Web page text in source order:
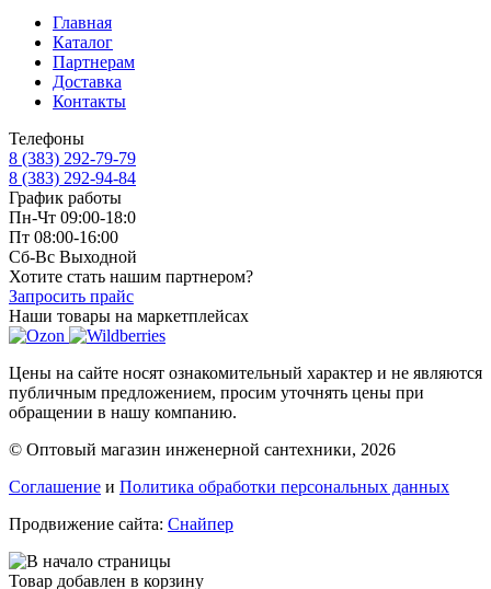
Главная
Каталог
Партнерам
Доставка
Контакты
Телефоны
8 (383) 292-79-79
8 (383) 292-94-84
График работы
Пн-Чт 09:00-18:0
Пт 08:00-16:00
Сб-Вс Выходной
Хотите стать нашим партнером?
Запросить прайс
Наши товары на маркетплейсах
Цены на сайте носят ознакомительный характер и не являются
публичным предложением, просим уточнять цены при
обращении в нашу компанию.
© Оптовый магазин инженерной сантехники, 2026
Соглашение и Политика обработки персональных данных
Продвижение сайта: Снайпер
Товар добавлен в корзину